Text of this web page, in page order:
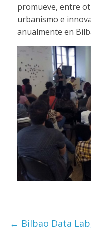
promueve, entre
urbanismo e
anualmente en
← Bilbao Data